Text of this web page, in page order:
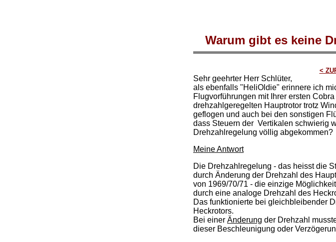
Warum gibt es keine
<
Sehr geehrter Herr Schlüter,
als ebenfalls "HeliOldie" erinnere ich
Flugvorführungen mit Ihrer ersten
drehzahlgeregelten Hauptrotor trotz
geflogen und auch bei den sonstigen
dass Steuern der Vertikalen schwierig
Drehzahlregelung völlig abgekommen?
Meine Antwort
Die Drehzahlregelung - das heisst die
durch Änderung der Drehzahl des
von 1969/70/71 - die einzige
durch eine analoge Drehzahl des
Das funktionierte bei gleichbleibender
Heckrotors.
Bei einer Änderung der Drehzahl
dieser Beschleunigung oder